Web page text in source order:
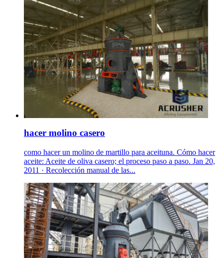
hacer molino casero
como hacer un molino de martillo para aceituna. Cómo hacer
aceite: Aceite de oliva casero; el proceso paso a paso. Jan 20,
2011 · Recolección manual de las...